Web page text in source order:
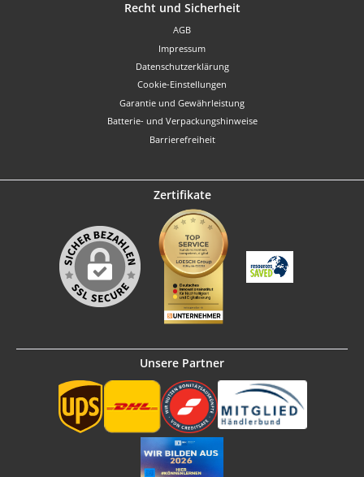
Recht und Sicherheit
AGB
Impressum
Datenschutzerklärung
Cookie-Einstellungen
Garantie und Gewährleistung
Batterie- und Verpackungshinweise
Barrierefreiheit
Zertifikate
Unsere Partner